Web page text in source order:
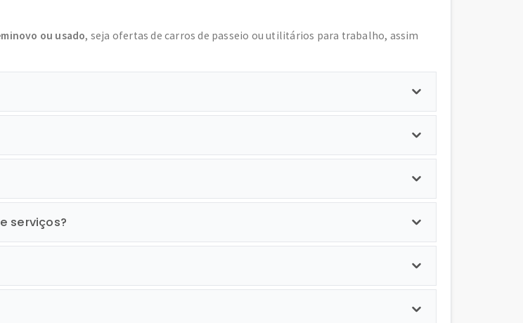
ou usado, seja ofertas de carros de passeio ou utilitários para trabalho, assim
serviços?